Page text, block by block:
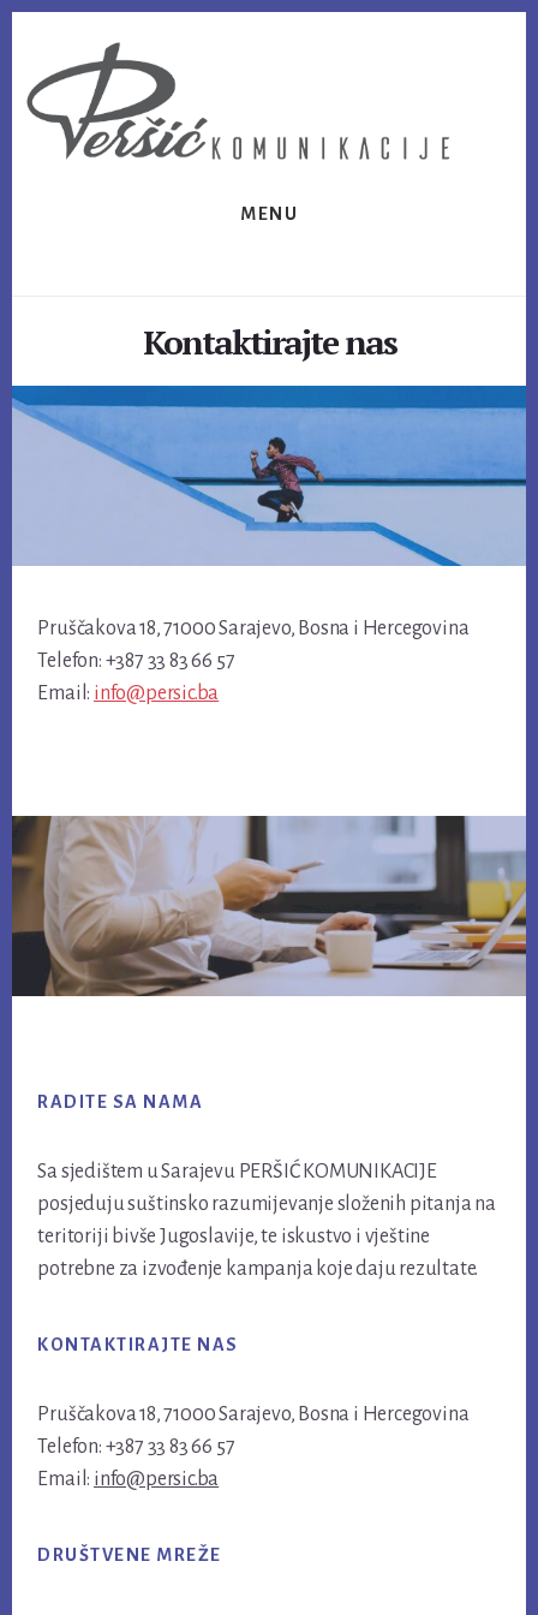
content
footer
MENU
Kontaktirajte nas
Pruščakova 18, 71000 Sarajevo, Bosna i Hercegovina
Telefon: +387 33 83 66 57
Email: info@persic.ba
RADITE SA NAMA
Sa sjedištem u Sarajevu PERŠIĆ KOMUNIKACIJE
posjeduju suštinsko razumijevanje složenih pitanja na
teritoriji bivše Jugoslavije, te iskustvo i vještine
potrebne za izvođenje kampanja koje daju rezultate.
KONTAKTIRAJTE NAS
Pruščakova 18, 71000 Sarajevo, Bosna i Hercegovina
Telefon: +387 33 83 66 57
Email: info@persic.ba
DRUŠTVENE MREŽE